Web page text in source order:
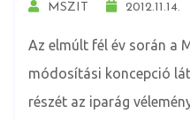
MSZIT 2012.11.14.
Az elmúlt fél év során a
módosítási koncepció
részét az iparág